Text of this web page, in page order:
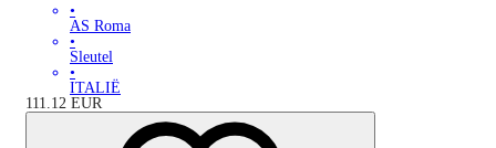
•
AS Roma
•
Sleutel
•
ITALIË
111.12 EUR